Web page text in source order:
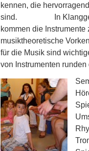
kennen, die
sind. In
kommen die
musiktheoretische
für die Musik sind
von Instrumenten
S